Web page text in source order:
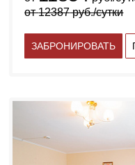
от12387руб./сутки
ЗАБРОНИРОВАТЬ